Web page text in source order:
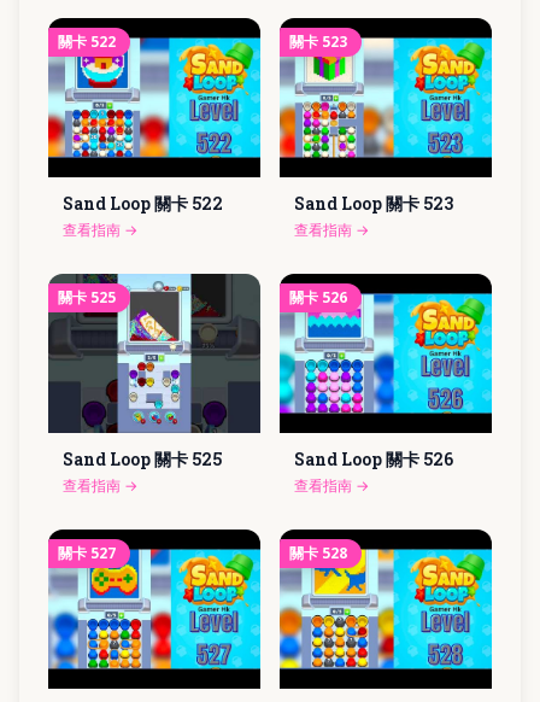
關卡 522
Sand Loop 關卡 522
查看指南 →
關卡 523
Sand Loop 關卡 523
查看指南 →
關卡 525
Sand Loop 關卡 525
查看指南 →
關卡 526
Sand Loop 關卡 526
查看指南 →
關卡 527 關卡 528